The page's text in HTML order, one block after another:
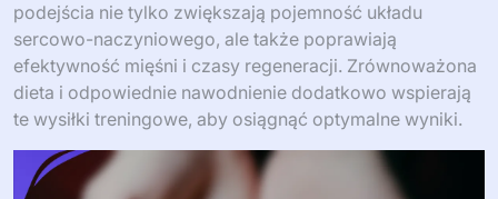
podejścia nie tylko zwiększają pojemność układu
sercowo-naczyniowego, ale także poprawiają
efektywność mięśni i czasy regeneracji. Zrównoważona
dieta i odpowiednie nawodnienie dodatkowo wspierają
te wysiłki treningowe, aby osiągnąć optymalne wyniki.